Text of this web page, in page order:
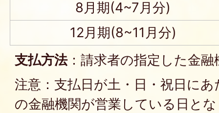
8月期(4~7月分)
12月期(8~11月分)
支払方法：請求者の指定した金
注意：支払日が土・日・祝日に
の金融機関が営業している日と